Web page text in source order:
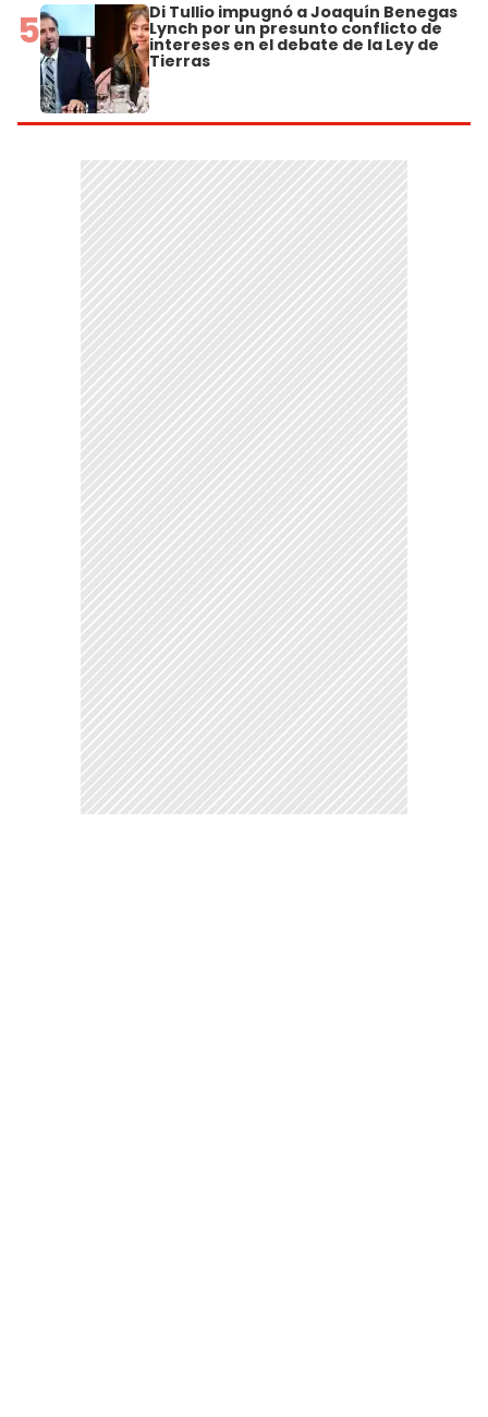
5 Di Tullio impugnó a Joaquín Benegas
Lynch por un presunto conflicto de
intereses en el debate de la Ley de
Tierras